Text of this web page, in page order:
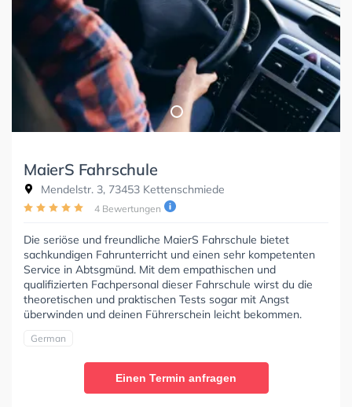
MaierS Fahrschule
Mendelstr. 3, 73453 Kettenschmiede
4 Bewertungen
Die seriöse und freundliche MaierS Fahrschule bietet
sachkundigen Fahrunterricht und einen sehr kompetenten
Service in Abtsgmünd. Mit dem empathischen und
qualifizierten Fachpersonal dieser Fahrschule wirst du die
theoretischen und praktischen Tests sogar mit Angst
überwinden und deinen Führerschein leicht bekommen.
German
Einen Termin anfragen